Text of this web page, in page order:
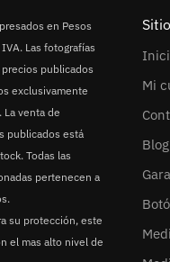
en Pesos
Las fotografías
publicados
exclusivamente
La venta de
publicados está
Todas las
pertenecen a
su protección, este
el mas alto nivel de
Mi
Blog